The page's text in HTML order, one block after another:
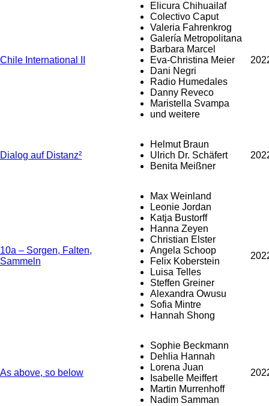
Chile International II
Elicura Chihuailaf
Colectivo Caput
Valeria Fahrenkrog
Galería Metropolitana
Barbara Marcel
Eva-Christina Meier
Dani Negri
Radio Humedales
Danny Reveco
Maristella Svampa
und weitere
Dialog auf Distanz²
Helmut Braun
Ulrich Dr. Schäfert
Benita Meißner
10a – Sorgen, Falten,
Sammeln
Max Weinland
Leonie Jordan
Katja Bustorff
Hanna Zeyen
Christian Elster
Angela Schoop
Felix Koberstein
Luisa Telles
Steffen Greiner
Alexandra Owusu
Sofia Mintre
Hannah Shong
As above, so below
Sophie Beckmann
Dehlia Hannah
Lorena Juan
Isabelle Meiffert
Martin Murrenhoff
Nadim Samman